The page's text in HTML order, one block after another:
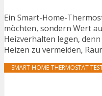
Ein Smart-Home-
möchten, sondern Wert
Heizverhalten legen,
Heizen zu vermeiden,
SMART-HOME-THERMOSTAT